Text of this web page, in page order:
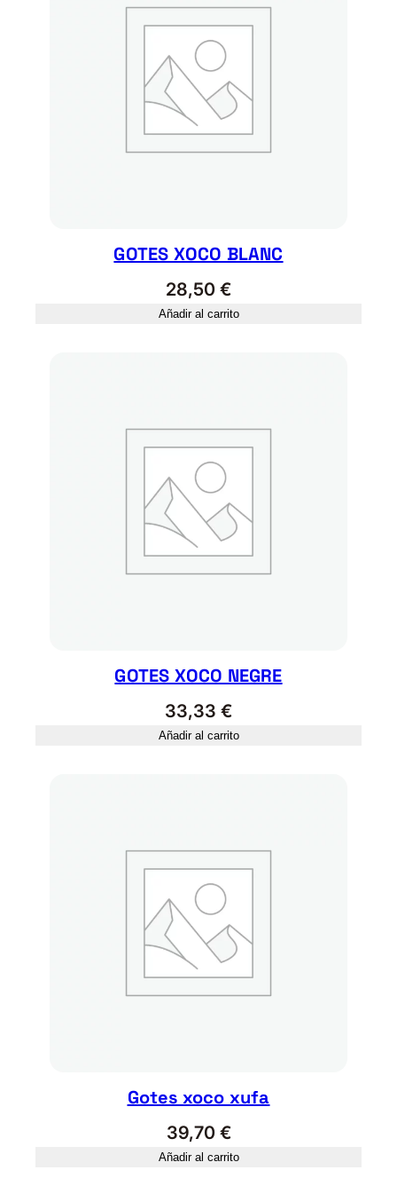
GOTES XOCO BLANC
28,50 €
Añadir al carrito
GOTES XOCO NEGRE
33,33 €
Añadir al carrito
Gotes xoco xufa
39,70 €
Añadir al carrito